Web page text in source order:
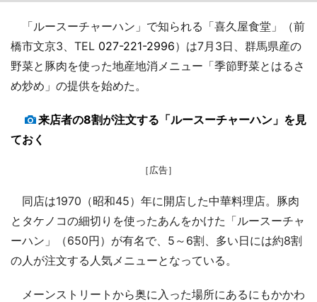
「ルースーチャーハン」で知られる「喜久屋食堂」（前
橋市文京3、TEL 027-221-2996）は7月3日、群馬県産の
野菜と豚肉を使った地産地消メニュー「季節野菜とはるさ
め炒め」の提供を始めた。
来店者の8割が注文する「ルースーチャーハン」を見
ておく
［広告］
同店は1970（昭和45）年に開店した中華料理店。豚肉
とタケノコの細切りを使ったあんをかけた「ルースーチャ
ーハン」（650円）が有名で、5～6割、多い日には約8割
の人が注文する人気メニューとなっている。
メーンストリートから奥に入った場所にあるにもかかわ